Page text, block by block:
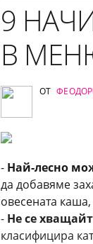
9
В
ОТ
- Най-лесно
да добавяме
овесената
- Не се
класифицира